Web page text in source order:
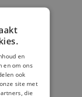
en
en om ons
ook
site met
die